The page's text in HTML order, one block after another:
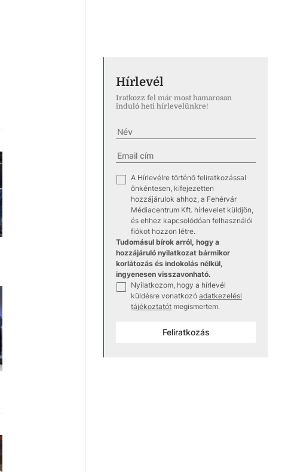
Hírlevél
Iratkozz fel már most hamarosan
induló heti hírlevelünkre!
A Hírlevélre történő feliratkozással
önkéntesen, kifejezetten
hozzájárulok ahhoz, a Fehérvár
Médiacentrum Kft. hírlevelet küldjön,
és ehhez kapcsolódóan felhasználói
fiókot hozzon létre.
Tudomásul bírok arról, hogy a
hozzájáruló nyilatkozat bármikor
korlátozás és indokolás nélkül,
ingyenesen visszavonható.
Nyilatkozom, hogy a hírlevél
küldésre vonatkozó adatkezelési
tájékoztatót megismertem.
Feliratkozás